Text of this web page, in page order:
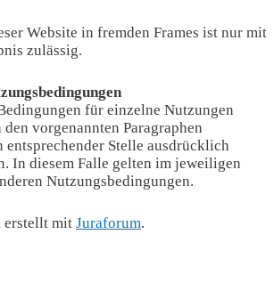
Website in fremden Frames ist nur mit
zulässig.
für einzelne Nutzungen
vorgenannten Paragraphen
entsprechender Stelle ausdrücklich
In diesem Falle gelten im jeweiligen
Nutzungsbedingungen.
erstellt mit Juraforum.